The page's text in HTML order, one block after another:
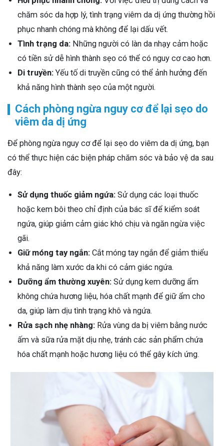
chăm sóc da hợp lý, tình trạng viêm da dị ứng thường hồi
phục nhanh chóng mà không để lại dấu vết.
Tình trạng da: Những người có làn da nhạy cảm hoặc
có tiền sử dễ hình thành sẹo có thể có nguy cơ cao hơn.
Di truyền:Yếu tố di truyền cũng có thể ảnh hưởng đến
khả năng hình thành sẹo của một người.
Cách phòng ngừa nguy cơ để lại sẹo do
viêm da dị ứng
Để phòng ngừa nguy cơ để lại sẹo do viêm da dị ứng, bạn
có thể thực hiện các biện pháp chăm sóc và bảo vệ da sau
đây:
Sử dụng thuốc giảm ngứa: Sử dụng các loại thuốc
hoặc kem bôi theo chỉ định của bác sĩ để kiểm soát
ngứa, giúp giảm cảm giác khó chịu và ngăn ngừa việc
gãi.
Giữ móng tay ngắn: Cắt móng tay ngắn để giảm thiểu
khả năng làm xước da khi có cảm giác ngứa.
Dưỡng ẩm thường xuyên: Sử dụng kem dưỡng ẩm
không chứa hương liệu, hóa chất mạnh để giữ ẩm cho
da, giúp làm dịu tình trạng khô và ngứa.
Rửa sạch nhẹ nhàng: Rửa vùng da bị viêm bằng nước
ấm và sữa rửa mặt dịu nhẹ, tránh các sản phẩm chứa
hóa chất mạnh hoặc hương liệu có thể gây kích ứng.